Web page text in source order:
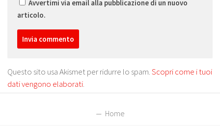
Avvertimi via email alla pubblicazione di un nuovo
articolo.
Questo sito usa Akismet per ridurre lo spam.Scopri come i tuoi
dati vengono elaborati.
Home